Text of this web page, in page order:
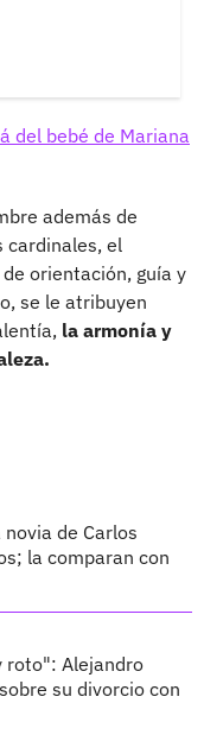
del bebé de Mariana
además de
cardinales, el
orientación, guía y
se le atribuyen
la armonía y
de Carlos
la comparan con
roto": Alejandro
su divorcio con